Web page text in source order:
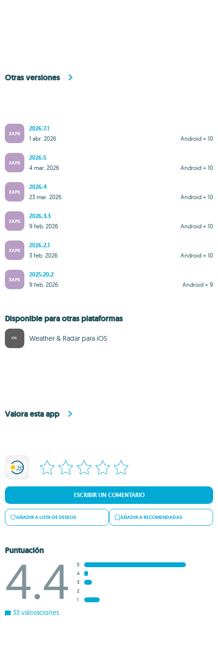
Otras versiones
XAPK
2026.7.1
Android + 10
1 abr. 2026
XAPK
2026.5
Android + 10
4 mar. 2026
XAPK
2026.4
Android + 10
23 mar. 2026
XAPK
2026.3.3
Android + 10
9 feb. 2026
XAPK
2026.2.1
Android + 10
3 feb. 2026
XAPK
2025.20.2
Android + 9
9 feb. 2026
Disponible para otras plataformas
Weather & Radar para iOS
Valora esta app
ESCRIBIR UN COMENTARIO
AÑADIR A LISTA DE DESEOS AÑADIR A RECOMENDADAS
Puntuación
4.4
5
4
3
2
1
33 valoraciones